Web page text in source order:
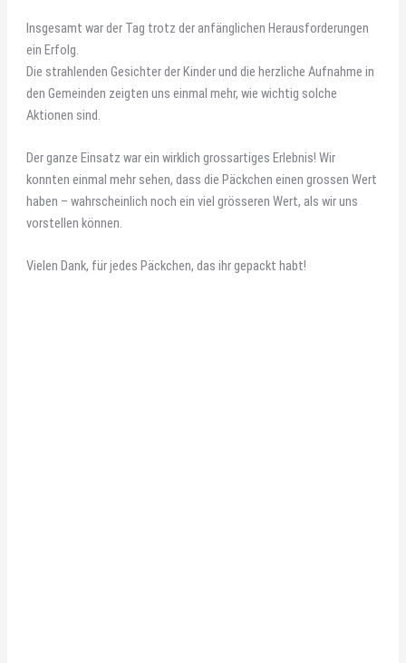
Insgesamt war der Tag trotz der anfänglichen Herausforderungen
ein Erfolg.
Die strahlenden Gesichter der Kinder und die herzliche Aufnahme in
den Gemeinden zeigten uns einmal mehr, wie wichtig solche
Aktionen sind.
Der ganze Einsatz war ein wirklich grossartiges Erlebnis! Wir
konnten einmal mehr sehen, dass die Päckchen einen grossen Wert
haben – wahrscheinlich noch ein viel grösseren Wert, als wir uns
vorstellen können.
Vielen Dank, für jedes Päckchen, das ihr gepackt habt!